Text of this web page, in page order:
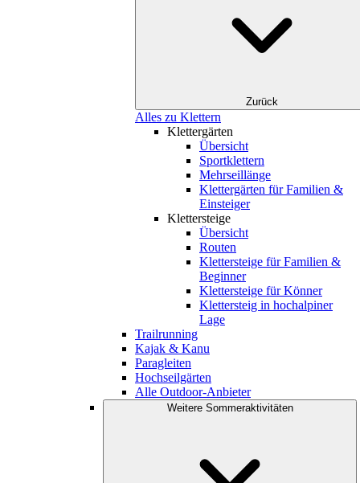
Zurück
Alles zu Klettern
Klettergärten
Übersicht
Sportklettern
Mehrseillänge
Klettergärten für Familien &
Einsteiger
Klettersteige
Übersicht
Routen
Klettersteige für Familien &
Beginner
Klettersteige für Könner
Klettersteig in hochalpiner
Lage
Trailrunning
Kajak & Kanu
Paragleiten
Hochseilgärten
Alle Outdoor-Anbieter
Weitere Sommeraktivitäten